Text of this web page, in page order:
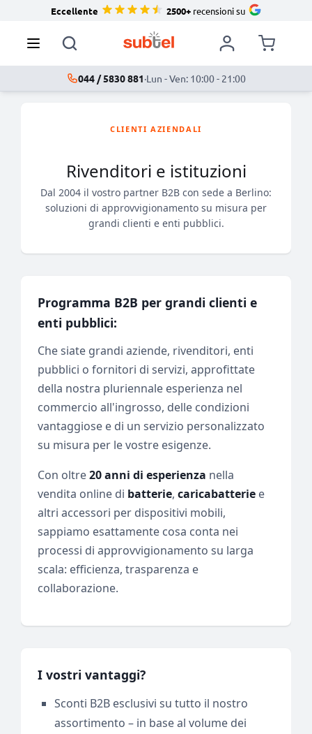
Eccellente 2500+recensioni su
044 / 5830 881·Lun - Ven: 10:00 - 21:00
CLIENTI AZIENDALI
Rivenditori e istituzioni
Dal 2004 il vostro partner B2B con sede a Berlino:
soluzioni di approvvigionamento su misura per
grandi clienti e enti pubblici.
Programma B2B per grandi clienti e
enti pubblici:
Che siate grandi aziende, rivenditori, enti
pubblici o fornitori di servizi, approfittate
della nostra pluriennale esperienza nel
commercio all'ingrosso, delle condizioni
vantaggiose e di un servizio personalizzato
su misura per le vostre esigenze.
Con oltre20 anni di esperienza nella
vendita online di batterie, caricabatterie e
altri accessori per dispositivi mobili,
sappiamo esattamente cosa conta nei
processi di approvvigionamento su larga
scala: efficienza, trasparenza e
collaborazione.
I vostri vantaggi?
Sconti B2B esclusivi su tutto il nostro
assortimento – in base al volume dei